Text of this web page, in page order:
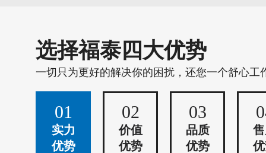
选择福泰四大优势
一切只为更好的解决你的困扰，还您一个舒心工
01
实力
优势
02
价值
优势
03
品质
优势